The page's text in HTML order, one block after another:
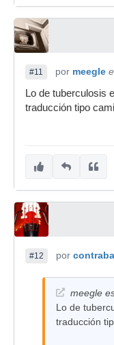
#11 por meegle
Lo de tuberculosis
traducción tipo
#12 por
meegle
Lo de
traducción